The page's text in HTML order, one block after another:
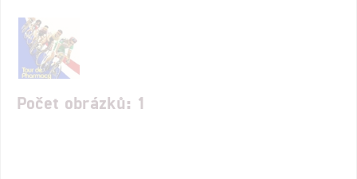
Počet obrázků: 1